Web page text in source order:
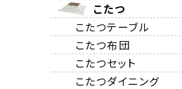
こたつ
こたつテーブル
こたつ布団
こたつセット
こたつダイニング